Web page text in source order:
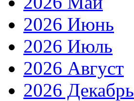
2026 Июнь
2026 Июль
2026 Август
2026 Декабрь